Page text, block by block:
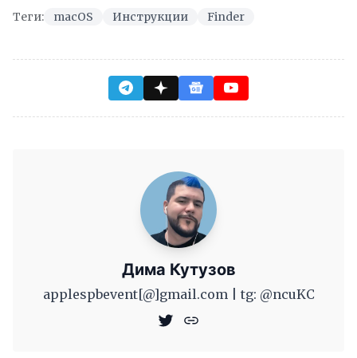
Теги: macOS Инструкции Finder
Дима Кутузов
applespbevent[@]gmail.com | tg: @ncuKC